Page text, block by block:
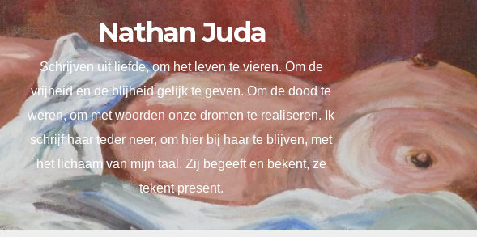
Nathan Juda
Schrijven uit liefde, om het leven te vieren. Om de
vrijheid en de blijheid gelijk te geven. Om de dood te
weren, om met woorden onze dromen te realiseren. Ik
schrijf haar teder neer, om hier bij haar te blijven, met
het lichaam van mijn taal. Zij begeeft en bekent, ze
tekent present.